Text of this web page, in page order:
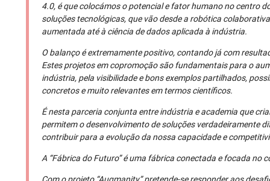
4.0, é que colocámos o potencial e fator humano no centro
soluções tecnológicas, que vão desde a robótica
aumentada até à ciência de dados aplicada à indústria.
O balanço é extremamente positivo, contando já com
Estes projetos em copromoção são fundamentais para o
indústria, pela visibilidade e bons exemplos partilhados,
concretos e muito relevantes em termos científicos.
É nesta parceria conjunta entre indústria e academia que
permitem o desenvolvimento de soluções verdadeiramente
contribuir para a evolução da nossa capacidade e
A “Fábrica do Futuro” é uma fábrica conectada e focada no